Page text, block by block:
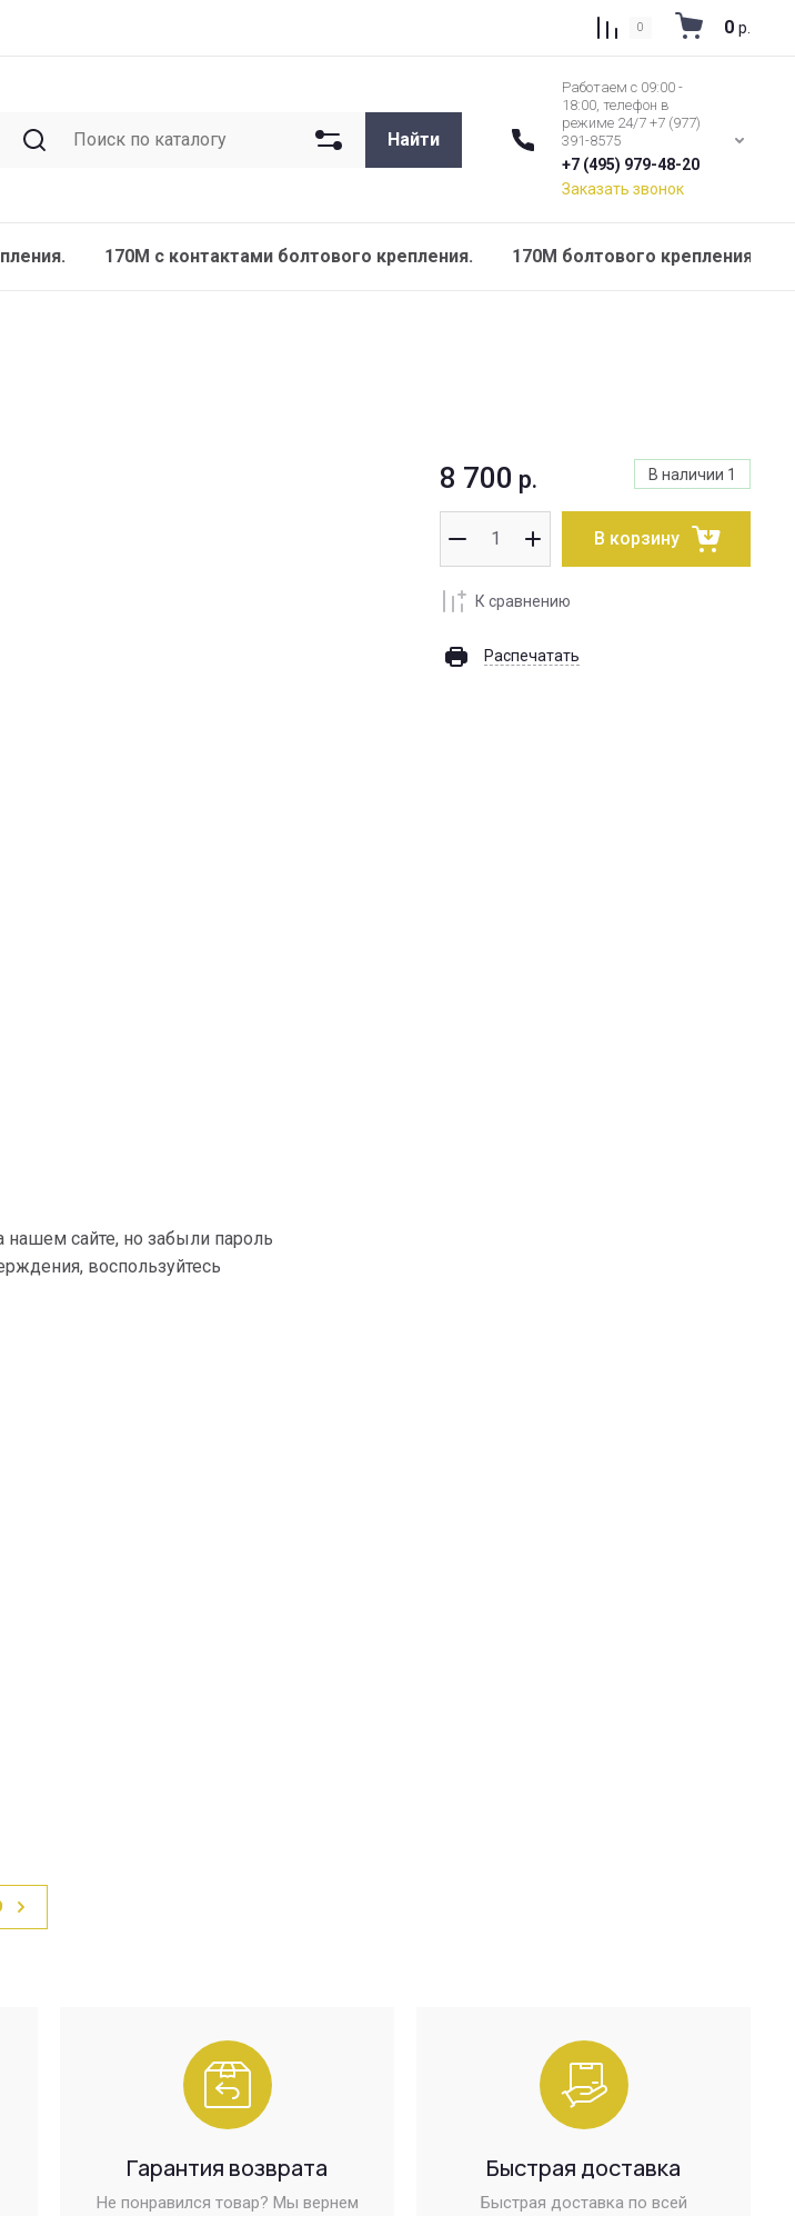
0 0 р.
Найти
Работаем с 09:00 -
18:00, телефон в
режиме 24/7 +7 (977)
391-8575
+7 (495) 979-48-20
Заказать звонок
170M с контактами болтового крепления. 170M болтового крепления
В наличии 1
8 700 р.
В корзину
К сравнению
Распечатать
сайте, но забыли пароль
воспользуйтесь
Гарантия возврата
Не понравился товар? Мы вернем
Быстрая доставка
Быстрая доставка по всей